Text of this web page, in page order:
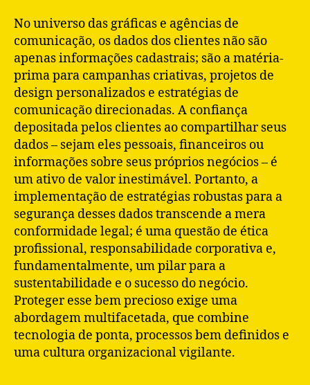
No universo das gráficas e agências de
comunicação, os dados dos clientes não são
apenas informações cadastrais; são a matéria-
prima para campanhas criativas, projetos de
design personalizados e estratégias de
comunicação direcionadas. A confiança
depositada pelos clientes ao compartilhar seus
dados – sejam eles pessoais, financeiros ou
informações sobre seus próprios negócios – é
um ativo de valor inestimável. Portanto, a
implementação de estratégias robustas para a
segurança desses dados transcende a mera
conformidade legal; é uma questão de ética
profissional, responsabilidade corporativa e,
fundamentalmente, um pilar para a
sustentabilidade e o sucesso do negócio.
Proteger esse bem precioso exige uma
abordagem multifacetada, que combine
tecnologia de ponta, processos bem definidos e
uma cultura organizacional vigilante.